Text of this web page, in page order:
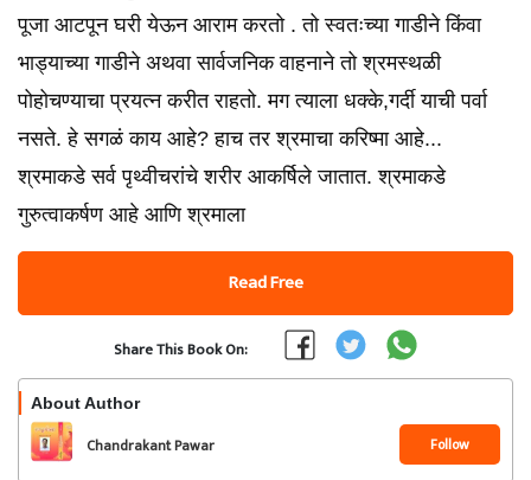
पूजा आटपून घरी येऊन आराम करतो . तो स्वतःच्या गाडीने किंवा
भाड्याच्या गाडीने अथवा सार्वजनिक वाहनाने तो श्रमस्थळी
पोहोचण्याचा प्रयत्न करीत राहतो. मग त्याला धक्के,गर्दी याची पर्वा
नसते. हे सगळं काय आहे? हाच तर श्रमाचा करिष्मा आहे...
श्रमाकडे सर्व पृथ्वीचरांचे शरीर आकर्षिले जातात. श्रमाकडे
गुरुत्वाकर्षण आहे आणि श्रमाला
Read Free
Share This Book On:
About Author
Chandrakant Pawar Follow